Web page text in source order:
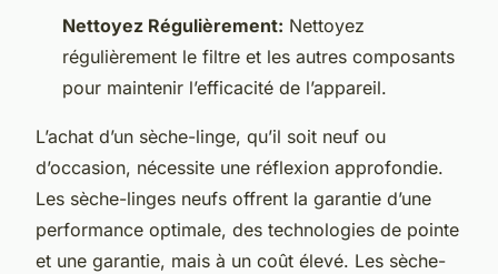
Nettoyez Régulièrement: Nettoyez
régulièrement le filtre et les autres composants
pour maintenir l’efficacité de l’appareil.
L’achat d’un sèche-linge, qu’il soit neuf ou
d’occasion, nécessite une réflexion approfondie.
Les sèche-linges neufs offrent la garantie d’une
performance optimale, des technologies de pointe
et une garantie, mais à un coût élevé. Les sèche-